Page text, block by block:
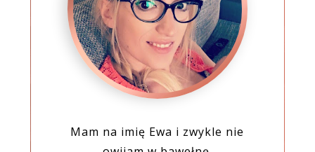
Mam na imię Ewa i zwykle nie